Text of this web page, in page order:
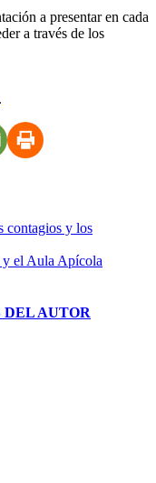
a presentar en cada
a través de los
.
contagios y los
el Aula Apícola
DEL AUTOR